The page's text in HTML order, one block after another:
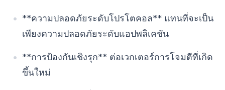
**ความปลอดภัยระดับโปรโตคอล** แทนที่จะเป็น
เพียงความปลอดภัยระดับแอปพลิเคชัน
**การป้องกันเชิงรุก** ต่อเวกเตอร์การโจมตีที่เกิด
ขึ้นใหม่